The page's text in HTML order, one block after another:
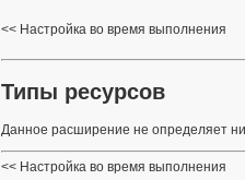
Настройка во время выполнения
Типы ресурсов
Данное расширение не определяет
Настройка во время выполнения